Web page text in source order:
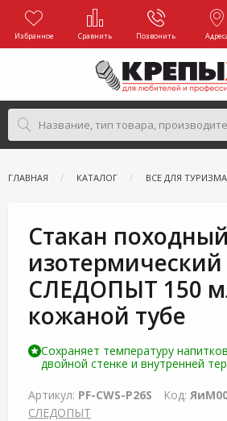
Избранное Сравнить Позвонить
ГЛАВНАЯ КАТАЛОГ ВСЕ ДЛЯ ТУРИЗМА
Стакан походный
изотермический
СЛЕДОПЫТ 150
кожаной тубе
Сохраняет температуру
двойной стенке и внутренней
Артикул: PF-CWS-P26S Код:
СЛЕДОПЫТ